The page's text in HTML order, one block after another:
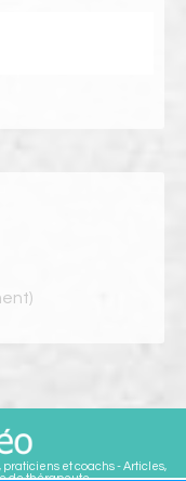
et coachs - Articles,
de thérapeute